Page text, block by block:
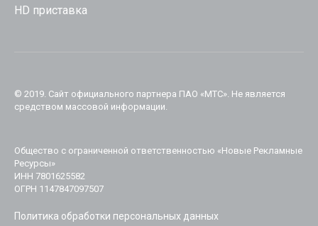
HD приставка
© 2019. Cайт официального партнера ПАО «МТС». Не является
средством массовой информации.
Общество с ограниченной ответственностью «Новые Рекламные
Ресурсы»
ИНН 7801625582
ОГРН 1147847097507
Политика обработки персональных данных